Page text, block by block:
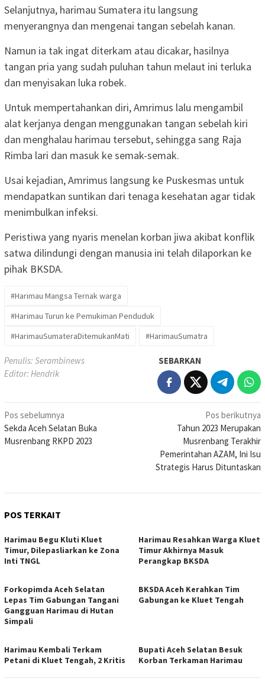
Selanjutnya, harimau Sumatera itu langsung
menyerangnya dan mengenai tangan sebelah kanan.
Namun ia tak ingat diterkam atau dicakar, hasilnya
tangan pria yang sudah puluhan tahun melaut ini terluka
dan menyisakan luka robek.
Untuk mempertahankan diri, Amrimus lalu mengambil
alat kerjanya dengan menggunakan tangan sebelah kiri
dan menghalau harimau tersebut, sehingga sang Raja
Rimba lari dan masuk ke semak-semak.
Usai kejadian, Amrimus langsung ke Puskesmas untuk
mendapatkan suntikan dari tenaga kesehatan agar tidak
menimbulkan infeksi.
Peristiwa yang nyaris menelan korban jiwa akibat konflik
satwa dilindungi dengan manusia ini telah dilaporkan ke
pihak BKSDA.
#Harimau Mangsa Ternak warga
#Harimau Turun ke Pemukiman Penduduk
#HarimauSumateraDitemukanMati
#HarimauSumatra
Penulis: Serambinews
Editor: Hendrik
SEBARKAN
Navigasi
pos
Pos sebelumnya
Sekda Aceh Selatan Buka
Musrenbang RKPD 2023
Pos berikutnya
Tahun 2023 Merupakan
Musrenbang Terakhir
Pemerintahan AZAM, Ini Isu
Strategis Harus Dituntaskan
POS TERKAIT
Harimau Begu Kluti Kluet
Timur, Dilepasliarkan ke Zona
Inti TNGL
Harimau Resahkan Warga Kluet
Timur Akhirnya Masuk
Perangkap BKSDA
Forkopimda Aceh Selatan
Lepas Tim Gabungan Tangani
Gangguan Harimau di Hutan
Simpali
BKSDA Aceh Kerahkan Tim
Gabungan ke Kluet Tengah
Harimau Kembali Terkam
Petani di Kluet Tengah, 2 Kritis
Bupati Aceh Selatan Besuk
Korban Terkaman Harimau